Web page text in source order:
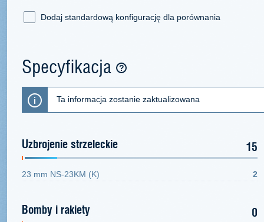
Dodaj standardową konfigurację dla porównania
Specyfikacja
Ta informacja zostanie zaktualizowana
Uzbrojenie strzeleckie 15
23 mm NS-23KM (K) 2
Bomby i rakiety 0